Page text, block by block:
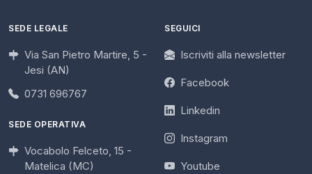
SEDE LEGALE
Via San Pietro Martire, 5 -
Jesi (AN)
0731 696767
SEDE OPERATIVA
Vocabolo Felceto, 15 -
Matelica (MC)
SEGUICI
Iscriviti alla newsletter
Facebook
Linkedin
Instagram
Youtube